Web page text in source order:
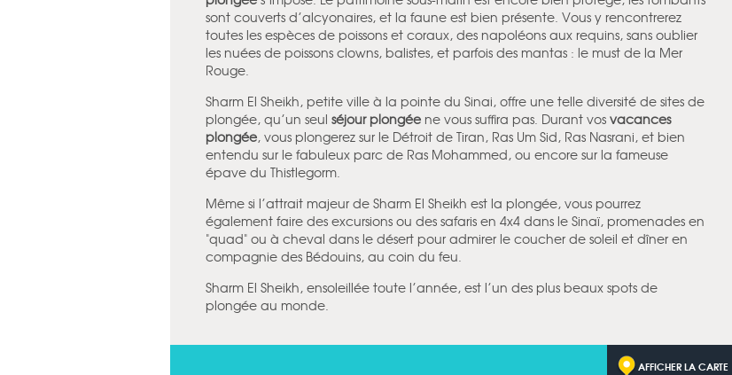
sont couverts d’alcyonaires, et la faune est bien présente. Vous y rencontrerez
toutes les espèces de poissons et coraux, des napoléons aux requins, sans oublier
les nuées de poissons clowns, balistes, et parfois des mantas : le must de la Mer
Rouge.
Sharm El Sheikh, petite ville à la pointe du Sinai, offre une telle diversité de sites de
plongée, qu’un seul séjour plongée ne vous suffira pas. Durant vos vacances
plongée, vous plongerez sur le Détroit de Tiran, Ras Um Sid, Ras Nasrani, et bien
entendu sur le fabuleux parc de Ras Mohammed, ou encore sur la fameuse
épave du Thistlegorm.
Même si l’attrait majeur de Sharm El Sheikh est la plongée, vous pourrez
également faire des excursions ou des safaris en 4x4 dans le Sinaï, promenades en
"quad" ou à cheval dans le désert pour admirer le coucher de soleil et dîner en
compagnie des Bédouins, au coin du feu.
Sharm El Sheikh, ensoleillée toute l’année, est l’un des plus beaux spots de
plongée au monde.
AFFICHER LA CARTE